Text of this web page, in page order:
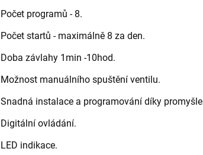
Počet programů - 8.
Počet startů - maximálně 8 za den.
Doba závlahy 1min -10hod.
Možnost manuálního spuštění ventilu.
Snadná instalace a programování díky
Digitální ovládání.
LED indikace.